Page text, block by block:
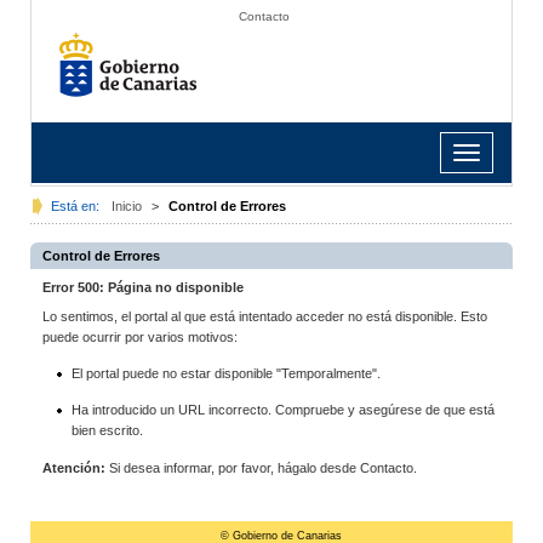
Contacto
Toggle
navigation
Está en: Inicio > Control de Errores
Control de Errores
Error 500: Página no disponible
Lo sentimos, el portal al que está intentado acceder no está disponible. Esto
puede ocurrir por varios motivos:
El portal puede no estar disponible "Temporalmente".
Ha introducido un URL incorrecto. Compruebe y asegúrese de que está
bien escrito.
Atención: Si desea informar, por favor, hágalo desde Contacto.
© Gobierno de Canarias